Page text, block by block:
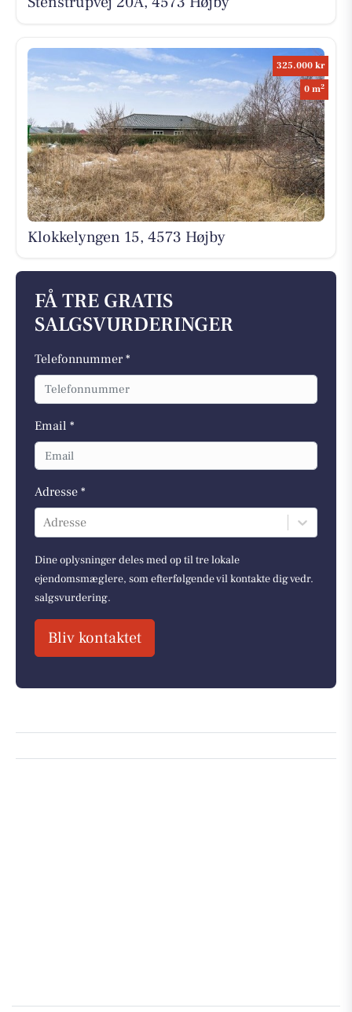
325.000 kr
0 m2
Klokkelyngen 15, 4573 Højby
FÅ TRE GRATIS
SALGSVURDERINGER
Telefonnummer *
Email *
Adresse *
Adresse
Dine oplysninger deles med op til tre lokale
ejendomsmæglere, som efterfølgende vil kontakte dig vedr.
salgsvurdering.
Bliv kontaktet